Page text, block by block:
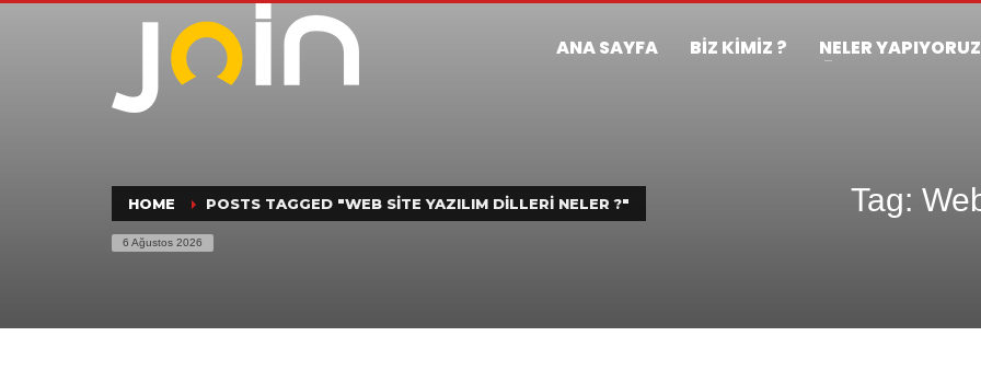
ANA SAYFA BİZ KİMİZ ? NELER
HOME POSTS TAGGED "WEB SITE YAZILIM DILLERI NELER ?"
6 Ağustos 2026
Tag: